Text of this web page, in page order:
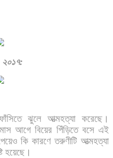
২০১৭:
ঝুলে আত্মহত্যা করেছে।
আগে বিয়ের পিঁড়িতে বসে এই
কি কারণে তরুণীটি আত্মহত্যা
হয়েছে।